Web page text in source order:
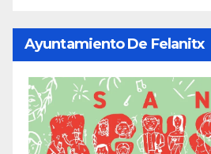
Ayuntamiento De Felanitx